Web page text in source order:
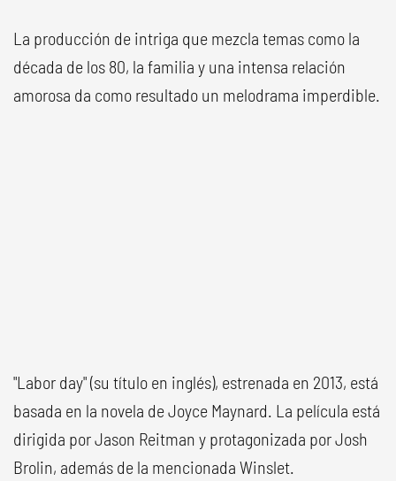
La producción de intriga que mezcla temas como la
década de los 80, la familia y una intensa relación
amorosa da como resultado un melodrama imperdible.
"Labor day" (su título en inglés), estrenada en 2013, está
basada en la novela de Joyce Maynard. La película está
dirigida por Jason Reitman y protagonizada por Josh
Brolin, además de la mencionada Winslet.